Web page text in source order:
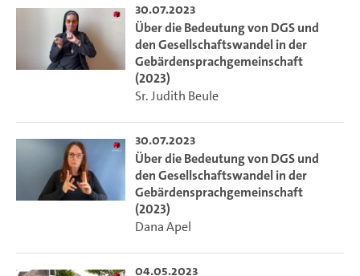
30.07.2023
Über die Bedeutung von DGS und
den Gesellschaftswandel in der
Gebärdensprachgemeinschaft
(2023)
Sr. Judith Beule
30.07.2023
Über die Bedeutung von DGS und
den Gesellschaftswandel in der
Gebärdensprachgemeinschaft
(2023)
Dana Apel
04.05.2023